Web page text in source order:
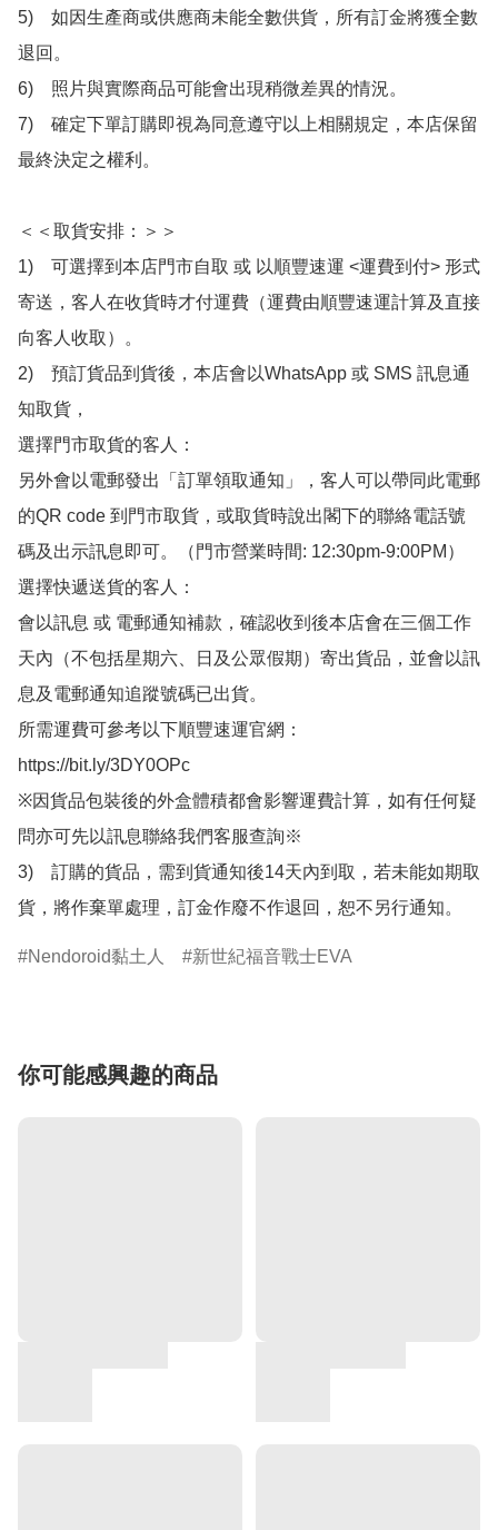
5)　如因生產商或供應商未能全數供貨，所有訂金將獲全數
退回。
6)　照片與實際商品可能會出現稍微差異的情況。
7)　確定下單訂購即視為同意遵守以上相關規定，本店保留
最終決定之權利。
＜＜取貨安排：＞＞
1)　可選擇到本店門市自取 或 以順豐速運 <運費到付> 形式
寄送，客人在收貨時才付運費（運費由順豐速運計算及直接
向客人收取）。
2)　預訂貨品到貨後，本店會以WhatsApp 或 SMS 訊息通
知取貨，
選擇門市取貨的客人：
另外會以電郵發出「訂單領取通知」，客人可以帶同此電郵
的QR code 到門市取貨，或取貨時說出閣下的聯絡電話號
碼及出示訊息即可。（門市營業時間: 12:30pm-9:00PM）
選擇快遞送貨的客人：
會以訊息 或 電郵通知補款，確認收到後本店會在三個工作
天內（不包括星期六、日及公眾假期）寄出貨品，並會以訊
息及電郵通知追蹤號碼已出貨。
所需運費可參考以下順豐速運官網：
https://bit.ly/3DY0OPc
※因貨品包裝後的外盒體積都會影響運費計算，如有任何疑
問亦可先以訊息聯絡我們客服查詢※
3)　訂購的貨品，需到貨通知後14天內到取，若未能如期取
貨，將作棄單處理，訂金作廢不作退回，恕不另行通知。
Nendoroid黏土人 新世紀福音戰士EVA
你可能感興趣的商品